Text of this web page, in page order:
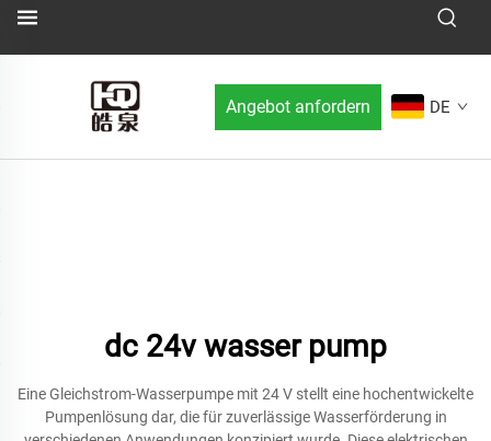
Angebot anfordern DE
dc 24v wasser pump
Eine Gleichstrom-Wasserpumpe mit 24 V stellt eine hochentwickelte
Pumpenlösung dar, die für zuverlässige Wasserförderung in